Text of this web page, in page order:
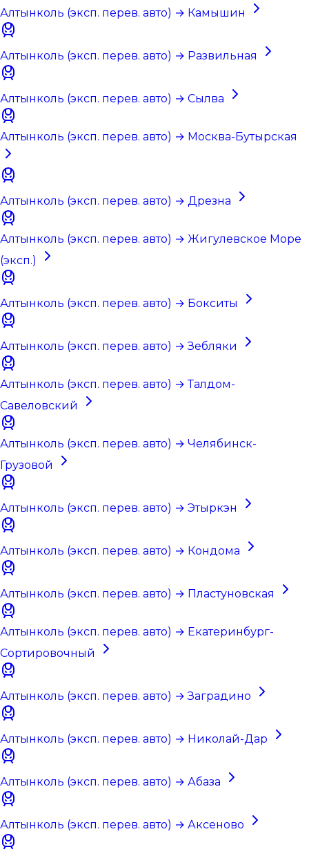
Алтынколь (эксп. перев. авто) → Камышин
Алтынколь (эксп. перев. авто) → Развильная
Алтынколь (эксп. перев. авто) → Сылва
Алтынколь (эксп. перев. авто) → Москва-Бутырская
Алтынколь (эксп. перев. авто) → Дрезна
Алтынколь (эксп. перев. авто) → Жигулевское Море
(эксп.)
Алтынколь (эксп. перев. авто) → Бокситы
Алтынколь (эксп. перев. авто) → Зебляки
Алтынколь (эксп. перев. авто) → Талдом-
Савеловский
Алтынколь (эксп. перев. авто) → Челябинск-
Грузовой
Алтынколь (эксп. перев. авто) → Этыркэн
Алтынколь (эксп. перев. авто) → Кондома
Алтынколь (эксп. перев. авто) → Пластуновская
Алтынколь (эксп. перев. авто) → Екатеринбург-
Сортировочный
Алтынколь (эксп. перев. авто) → Заградино
Алтынколь (эксп. перев. авто) → Николай-Дар
Алтынколь (эксп. перев. авто) → Абаза
Алтынколь (эксп. перев. авто) → Аксеново